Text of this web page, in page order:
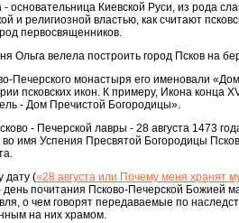
основательница Киевской Руси, из рода
и религиозной властью, как считают
первосвященников.
Ольга велела построить город Псков на
Печерского монастыря его именовали
псковских икон. К примеру, Икона конца
- Дом Пречистой Богородицы».
- Печерской лавры - 28 августа 1473
имя Успения Пресвятой Богородицы
дату («28 августа или Почему меня хранят
день почитания Псково-Печерской Божией
о чем говорят передаваемые по
на них храмом.